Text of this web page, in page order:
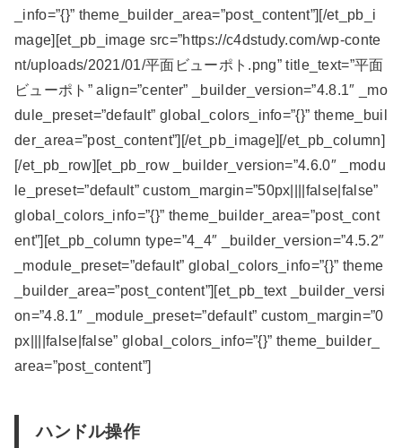
_info=”{}” theme_builder_area=”post_content”][/et_pb_i
mage][et_pb_image src=”https://c4dstudy.com/wp-conte
nt/uploads/2021/01/平面ビューポト.png” title_text=”平面
ビューポト” align=”center” _builder_version=”4.8.1″ _mo
dule_preset=”default” global_colors_info=”{}” theme_buil
der_area=”post_content”][/et_pb_image][/et_pb_column]
[/et_pb_row][et_pb_row _builder_version=”4.6.0″ _modu
le_preset=”default” custom_margin=”50px||||false|false”
global_colors_info=”{}” theme_builder_area=”post_cont
ent”][et_pb_column type=”4_4″ _builder_version=”4.5.2″
_module_preset=”default” global_colors_info=”{}” theme
_builder_area=”post_content”][et_pb_text _builder_versi
on=”4.8.1″ _module_preset=”default” custom_margin=”0
px||||false|false” global_colors_info=”{}” theme_builder_
area=”post_content”]
ハンドル操作